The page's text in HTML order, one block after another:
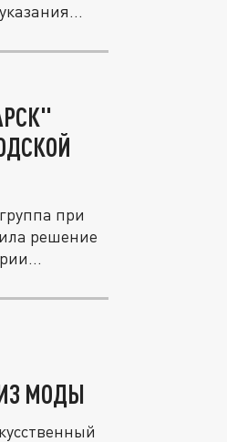
при
решение
МОДЫ